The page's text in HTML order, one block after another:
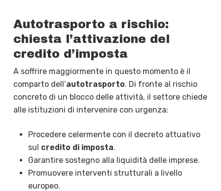
Autotrasporto a rischio:
chiesta l’attivazione del
credito d’imposta
A soffrire maggiormente in questo momento è il
comparto dell’autotrasporto. Di fronte al rischio
concreto di un blocco delle attività, il settore chiede
alle istituzioni di intervenire con urgenza:
Procedere celermente con il decreto attuativo
sul credito di imposta.
Garantire sostegno alla liquidità delle imprese.
Promuovere interventi strutturali a livello
europeo.